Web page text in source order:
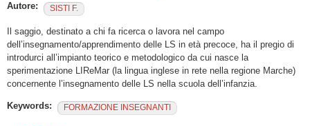
Autore: SISTI F.
Il saggio, destinato a chi fa ricerca o lavora nel campo
dell’insegnamento/apprendimento delle LS in età precoce, ha il pregio di
introdurci all’impianto teorico e metodologico da cui nasce la
sperimentazione LIReMar (la lingua inglese in rete nella regione Marche)
concernente l’insegnamento delle LS nella scuola dell’infanzia.
Keywords: FORMAZIONE INSEGNANTI